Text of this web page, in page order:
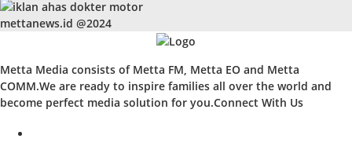
mettanews.id @2024
Metta Media consists of Metta FM, Metta EO and Metta
COMM.We are ready to inspire families all over the world and
become perfect media solution for you.Connect With Us